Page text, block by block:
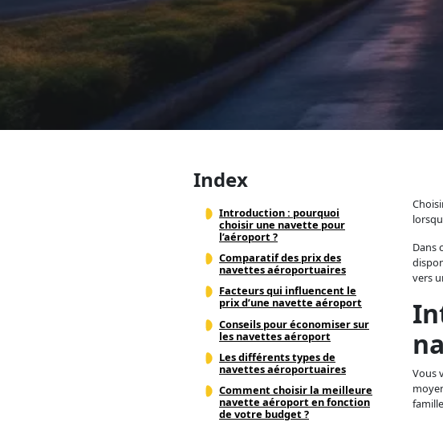
Index
Introduction : pourquoi
choisir une navette pour
l’aéroport ?
Comparatif des prix des
navettes aéroportuaires
Facteurs qui influencent le
prix d’une navette aéroport
Conseils pour économiser sur
les navettes aéroport
Les différents types de
navettes aéroportuaires
Comment choisir la meilleure
navette aéroport en fonction
de votre budget ?
Dans
vers
Vous